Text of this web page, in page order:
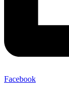
Facebook